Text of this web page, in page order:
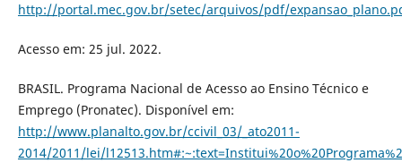
http://portal.mec.gov.br/setec/arquivos/pdf/
Acesso em: 25 jul. 2022.
BRASIL. Programa Nacional de Acesso ao Ensino Técnico e
Emprego (Pronatec). Disponível em:
http://www.planalto.gov.br/ccivil_03/_ato2011-
2014/2011/lei/